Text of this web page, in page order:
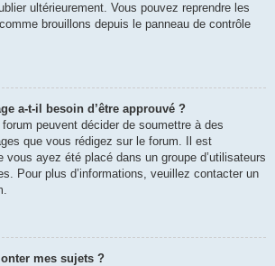
ultérieurement. Vous pouvez reprendre les
brouillons depuis le panneau de contrôle
a-t-il besoin d’être approuvé ?
peuvent décider de soumettre à des
que vous rédigez sur le forum. Il est
vous ayez été placé dans un groupe d’utilisateurs
Pour plus d’informations, veuillez contacter un
mes sujets ?